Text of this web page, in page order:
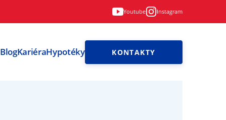
Youtube Instagram
BlogKariéraHypotéky KONTAKTY